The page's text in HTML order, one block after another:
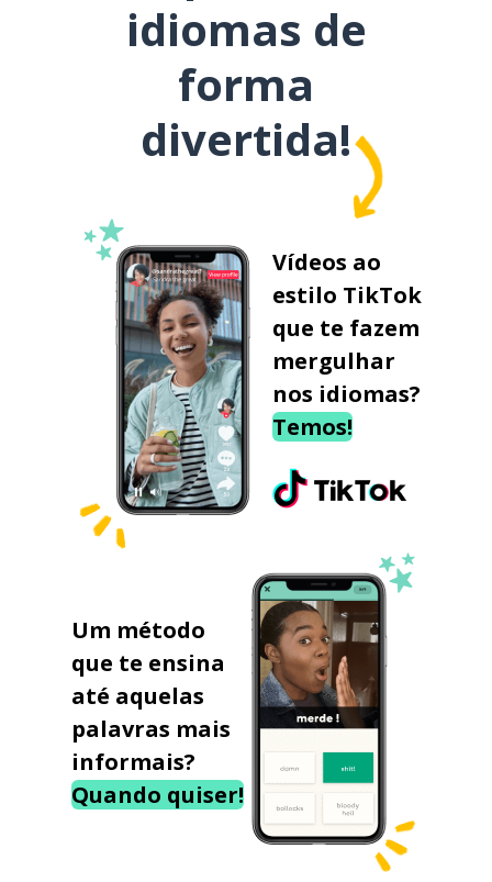
idiomas de
forma
divertida!
Vídeos ao
estilo TikTok
que te fazem
mergulhar
nos idiomas?
Temos!
Um método
que te ensina
até aquelas
palavras mais
informais?
Quando quiser!